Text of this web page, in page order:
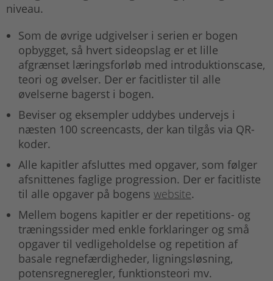
niveau.
Som de øvrige udgivelser i serien er bogen
opbygget, så hvert sideopslag er et lille
afgrænset læringsforløb med introduktionscase,
teori og øvelser. Der er facitlister til alle
øvelserne bagerst i bogen.
Beviser og eksempler uddybes undervejs i
næsten 100 screencasts, der kan tilgås via QR-
koder.
Alle kapitler afsluttes med opgaver, som følger
afsnittenes faglige progression. Der er facitliste
til alle opgaver på bogens website.
Mellem bogens kapitler er der repetitions- og
træningssider med enkle forklaringer og små
opgaver til vedligeholdelse og repetition af
basale regnefærdigheder, ligningsløsning,
potensregneregler, funktionsteori mv.